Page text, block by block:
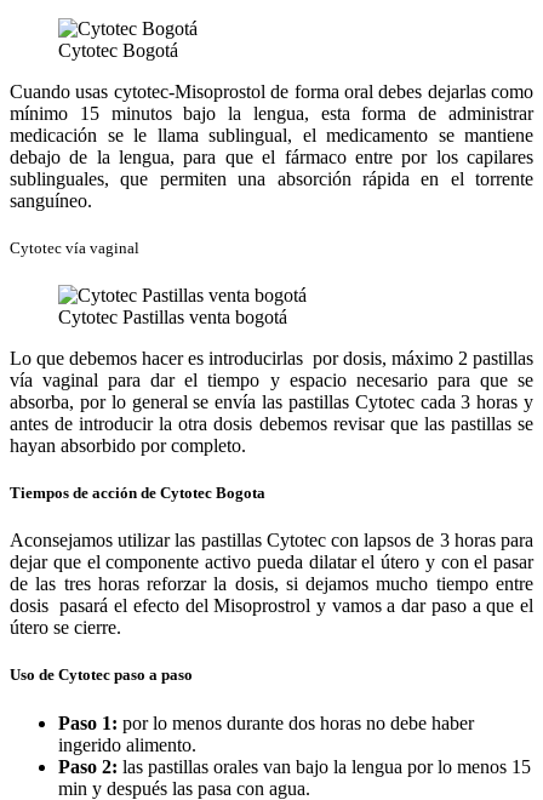
Cytotec Bogotá
Cuando usas cytotec-Misoprostol de forma oral debes dejarlas como
mínimo 15 minutos bajo la lengua, esta forma de administrar
medicación se le llama sublingual, el medicamento se mantiene
debajo de la lengua, para que el fármaco entre por los capilares
sublinguales, que permiten una absorción rápida en el torrente
sanguíneo.
Cytotec vía vaginal
Cytotec Pastillas venta bogotá
Lo que debemos hacer es introducirlas por dosis, máximo 2 pastillas
vía vaginal para dar el tiempo y espacio necesario para que se
absorba, por lo general se envía las pastillas Cytotec cada 3 horas y
antes de introducir la otra dosis debemos revisar que las pastillas se
hayan absorbido por completo.
Tiempos de acción de Cytotec Bogota
Aconsejamos utilizar las pastillas Cytotec con lapsos de 3 horas para
dejar que el componente activo pueda dilatar el útero y con el pasar
de las tres horas reforzar la dosis, si dejamos mucho tiempo entre
dosis pasará el efecto del Misoprostrol y vamos a dar paso a que el
útero se cierre.
Uso de Cytotec paso a paso
Paso 1: por lo menos durante dos horas no debe haber
ingerido alimento.
Paso 2: las pastillas orales van bajo la lengua por lo menos 15
min y después las pasa con agua.